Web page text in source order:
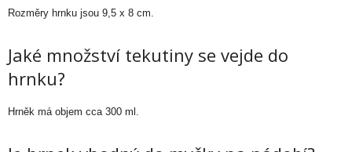
Rozměry hrnku jsou 9,5 x 8 cm.
Jaké množství tekutiny se vejde do
hrnku?
Hrněk má objem cca 300 ml.